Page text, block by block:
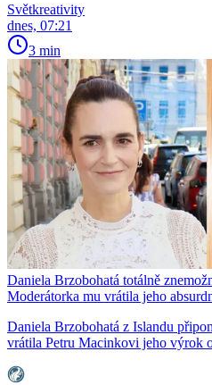
Světkreativity
dnes, 07:21
3 min
Daniela Brzobohatá totálně
Moderátorka mu vrátila jeho
Daniela Brzobohatá z Islandu
vrátila Petru Macinkovi jeho výrok